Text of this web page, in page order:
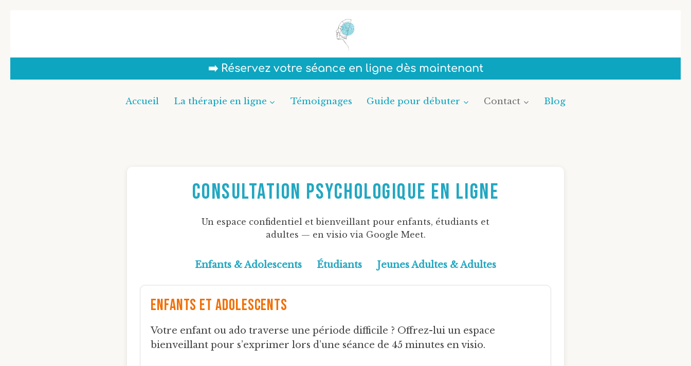
➡️ Réservez votre séance en ligne dès maintenant
Accueil La thérapie en ligne Témoignages Guide pour débuter Contact Blog
Consultation Psychologique en Ligne
Un espace confidentiel et bienveillant pour enfants, étudiants et
adultes — en visio via Google Meet.
Enfants & Adolescents Étudiants Jeunes Adultes & Adultes
Enfants et Adolescents
Votre enfant ou ado traverse une période difficile ? Offrez-lui un espace
bienveillant pour s’exprimer lors d’une séance de 45 minutes en visio.